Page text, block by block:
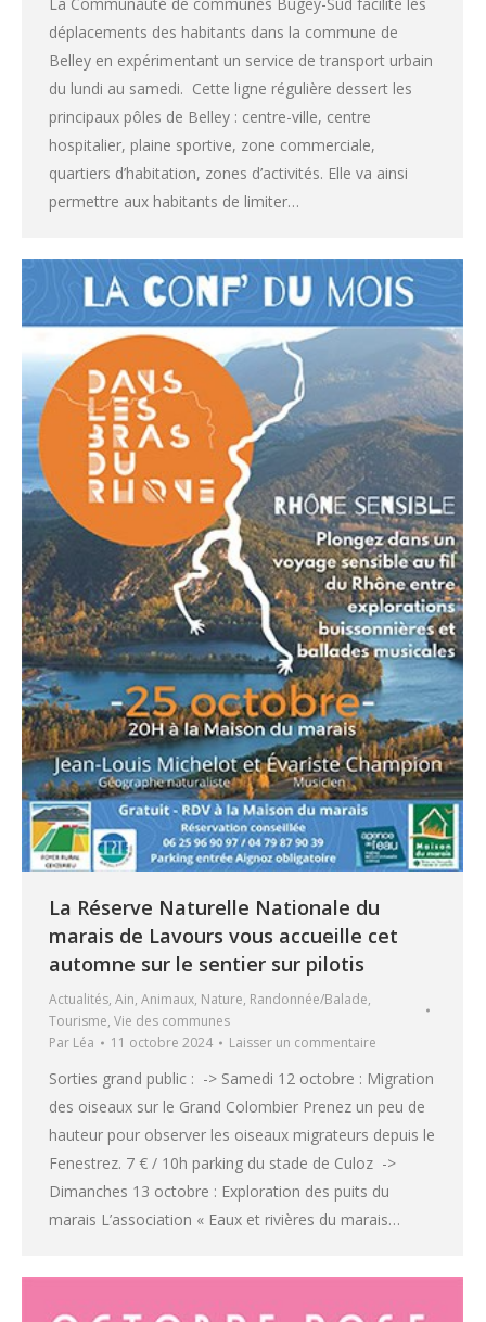
La Communauté de communes Bugey-Sud facilite les
déplacements des habitants dans la commune de
Belley en expérimentant un service de transport urbain
du lundi au samedi. Cette ligne régulière dessert les
principaux pôles de Belley : centre-ville, centre
hospitalier, plaine sportive, zone commerciale,
quartiers d’habitation, zones d’activités. Elle va ainsi
permettre aux habitants de limiter…
La Réserve Naturelle Nationale du
marais de Lavours vous accueille cet
automne sur le sentier sur pilotis
Actualités, Ain, Animaux, Nature, Randonnée/Balade,
Tourisme, Vie des communes
Par Léa 11 octobre 2024 Laisser un commentaire
Sorties grand public : -> Samedi 12 octobre : Migration
des oiseaux sur le Grand Colombier Prenez un peu de
hauteur pour observer les oiseaux migrateurs depuis le
Fenestrez. 7 € / 10h parking du stade de Culoz ->
Dimanches 13 octobre : Exploration des puits du
marais L’association « Eaux et rivières du marais…